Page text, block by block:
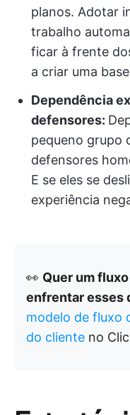
planos. Adotar
trabalho
ficar à frente
a criar uma
Dependência
defensores:
pequeno grupo
defensores
E se eles se
experiência
👀 Quer um
enfrentar esses
modelo de fluxo
do cliente no